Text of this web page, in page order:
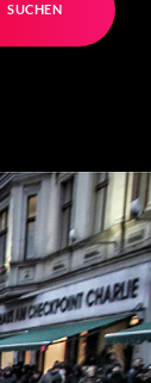
SUCHEN